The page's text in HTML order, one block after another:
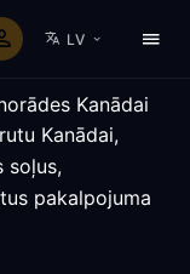
LV
Kanādai
Kanādai,
soļus,
pakalpojuma